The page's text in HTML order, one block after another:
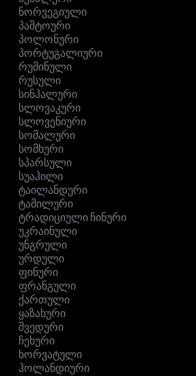
ნორვეგიული
პაშტოური
პოლონური
პორტუგალიური
რუმინული
რუსული
სინჰალური
სლოვაკური
სლოვენიური
სომალური
სომხური
სპარსული
სუაჰილი
ტაილანდური
ტამილური
ტრადიციული ჩინური
უკრაინული
უნგრული
ურდული
ფინური
ფრანგული
ქართული
ყაზახური
შვედური
ჩეხური
ხორვატული
ჰოლანდიური